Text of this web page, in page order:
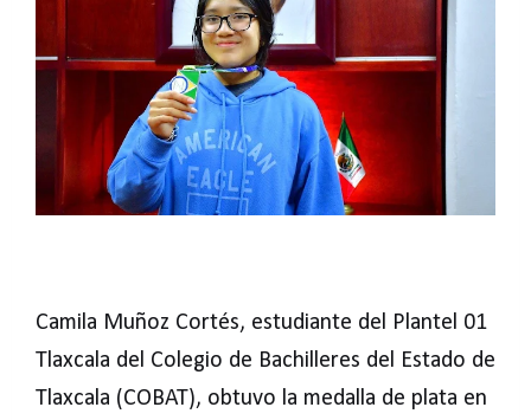
Camila Muñoz Cortés, estudiante del Plantel 01
Tlaxcala del Colegio de Bachilleres del Estado de
Tlaxcala (COBAT), obtuvo la medalla de plata en